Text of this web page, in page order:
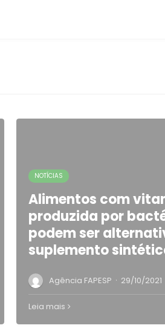
NOTÍCIAS
Alimentos com
produzida por
podem ser
suplemento
Agência FAPESP · 29/10/2021
Leia mais